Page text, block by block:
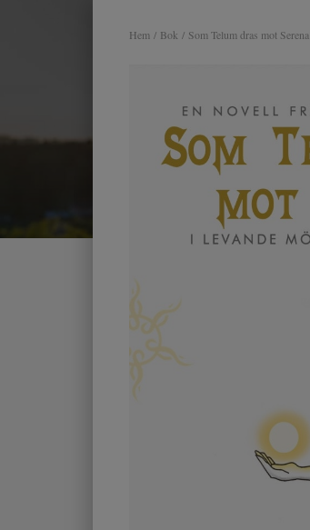
Hem / Bok / Som Telum dras mot Serena